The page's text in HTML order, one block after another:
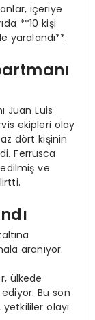
içeriye
**10 kişi
yaralandı**.
Juan Luis
ekipleri olay
dört kişinin
Ferrusca
edilmiş ve
aranıyor.
ülkede
Bu son
olayı